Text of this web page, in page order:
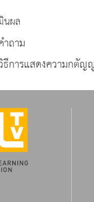
นผล
ถาม
ธีการแสดงความกตั